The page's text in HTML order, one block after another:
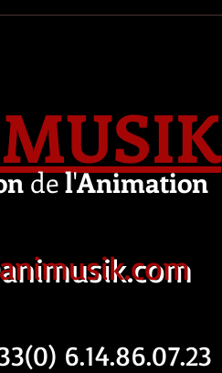
del'Animation
6.14.86.07.23